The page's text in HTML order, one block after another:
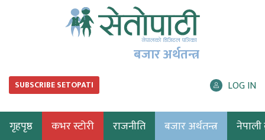
बजार अर्थतन्त्र
SUBSCRIBE SETOPATI LOG IN
गृहपृष्ठ कभर स्टोरी राजनीति बजार अर्थतन्त्र नेपाली